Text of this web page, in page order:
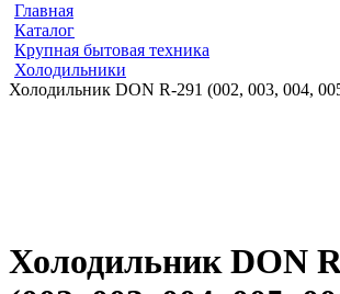
Главная
Каталог
Крупная бытовая техника
Холодильники
Холодильник DON R-291 (002, 003, 004,
Холодильник DON